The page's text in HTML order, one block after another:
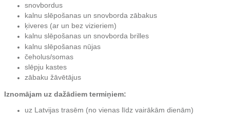
snovbordus
kalnu slēpošanas un snovborda zābakus
ķiveres (ar un bez vizieriem)
kalnu slēpošanas un snovborda brilles
kalnu slēpošanas nūjas
čeholus/somas
slēpju kastes
zābaku žāvētājus
Iznomājam uz dažādiem termiņiem:
uz Latvijas trasēm (no vienas līdz vairākām dienām)